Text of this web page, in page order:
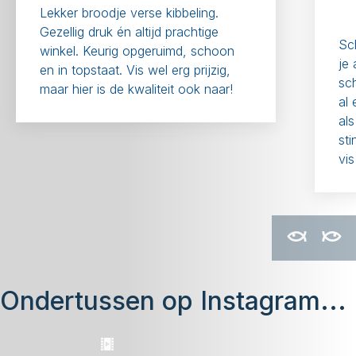
Lekker broodje verse kibbeling.
Gezellig druk én altijd prachtige
winkel. Keurig opgeruimd, schoon
en in topstaat. Vis wel erg prijzig,
maar hier is de kwaliteit ook naar!
je
al
Ondertussen op Instagram...